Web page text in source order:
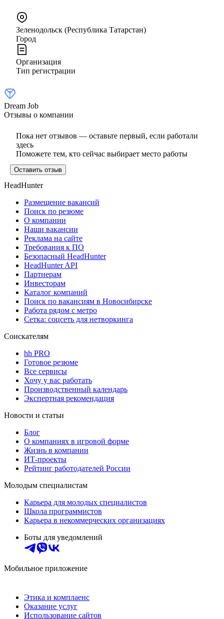
Зеленодольск (Республика Татарстан)
Город
Организация
Тип регистрации
Dream Job
Отзывы о компании
Пока нет отзывов — оставьте первый, если работали
здесь
Поможете тем, кто сейчас выбирает место работы
Оставить отзыв
HeadHunter
Размещение вакансий
Поиск по резюме
О компании
Наши вакансии
Реклама на сайте
Требования к ПО
Безопасный HeadHunter
HeadHunter API
Партнерам
Инвесторам
Каталог компаний
Поиск по вакансиям в Новосибирске
Работа рядом с метро
Сетка: соцсеть для нетворкинга
Соискателям
hh PRO
Готовое резюме
Все сервисы
Хочу у вас работать
Производственный календарь
Экспертная рекомендация
Новости и статьи
Блог
О компаниях в игровой форме
Жизнь в компании
ИТ-проекты
Рейтинг работодателей России
Молодым специалистам
Карьера для молодых специалистов
Школа программистов
Карьера в некоммерческих организациях
Боты для уведомлений
Мобильное приложение
Этика и комплаенс
Оказание услуг
Использование сайтов